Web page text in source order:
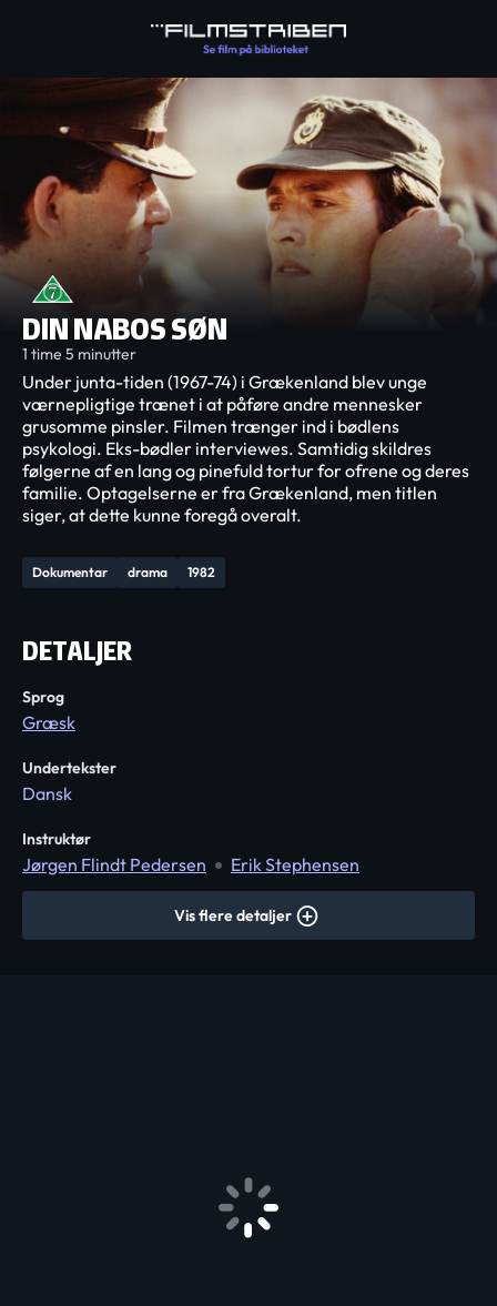
DIN NABOS SØN
1 time 5 minutter
Dokumentar drama 1982
Under junta-tiden (1967-74) i Grækenland blev unge
værnepligtige trænet i at påføre andre mennesker
grusomme pinsler. Filmen trænger ind i bødlens
psykologi. Eks-bødler interviewes. Samtidig skildres
følgerne af en lang og pinefuld tortur for ofrene og deres
familie. Optagelserne er fra Grækenland, men titlen
siger, at dette kunne foregå overalt.
DETALJER
Sprog
Græsk
Undertekster
Dansk
Instruktør
Jørgen Flindt Pedersen Erik Stephensen
Vis flere detaljer